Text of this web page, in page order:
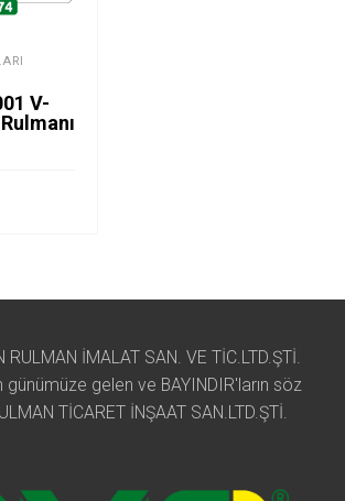
V-
RULMAN İMALAT SAN. VE TİC.LTD.ŞTİ.
gelen ve BAYINDIR'ların söz
TİCARET İNŞAAT SAN.LTD.ŞTİ.